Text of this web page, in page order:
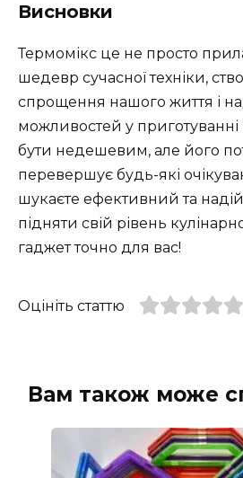
Висновки
Термомікс це не просто
шедевр сучасної техніки,
спрощення нашого життя і
можливостей у приготуванні
бути недешевим, але його
перевершує будь-які
шукаєте ефективний та
підняти свій рівень
гаджет точно для вас!
Оцініть статтю
Вам також може